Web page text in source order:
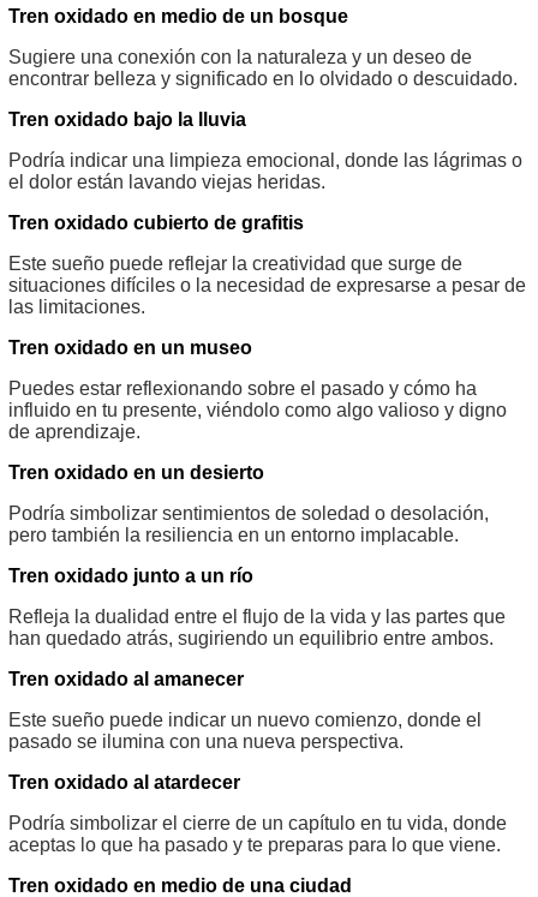
Tren oxidado en medio de un bosque
Sugiere una conexión con la naturaleza y un deseo de
encontrar belleza y significado en lo olvidado o descuidado.
Tren oxidado bajo la lluvia
Podría indicar una limpieza emocional, donde las lágrimas o
el dolor están lavando viejas heridas.
Tren oxidado cubierto de grafitis
Este sueño puede reflejar la creatividad que surge de
situaciones difíciles o la necesidad de expresarse a pesar de
las limitaciones.
Tren oxidado en un museo
Puedes estar reflexionando sobre el pasado y cómo ha
influido en tu presente, viéndolo como algo valioso y digno
de aprendizaje.
Tren oxidado en un desierto
Podría simbolizar sentimientos de soledad o desolación,
pero también la resiliencia en un entorno implacable.
Tren oxidado junto a un río
Refleja la dualidad entre el flujo de la vida y las partes que
han quedado atrás, sugiriendo un equilibrio entre ambos.
Tren oxidado al amanecer
Este sueño puede indicar un nuevo comienzo, donde el
pasado se ilumina con una nueva perspectiva.
Tren oxidado al atardecer
Podría simbolizar el cierre de un capítulo en tu vida, donde
aceptas lo que ha pasado y te preparas para lo que viene.
Tren oxidado en medio de una ciudad